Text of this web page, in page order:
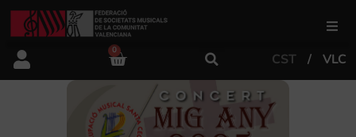
FSMCV
Àrea de gestió
0
CST VLC